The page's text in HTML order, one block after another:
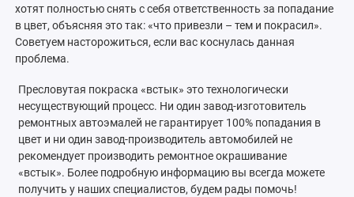
хотят полностью снять с себя ответственность за попадание
в цвет, объясняя это так: «что привезли – тем и покрасил».
Советуем насторожиться, если вас коснулась данная
проблема.
Пресловутая покраска «встык» это технологически
несуществующий процесс. Ни один завод-изготовитель
ремонтных автоэмалей не гарантирует 100% попадания в
цвет и ни один завод-производитель автомобилей не
рекомендует производить ремонтное окрашивание
«встык». Более подробную информацию вы всегда можете
получить у наших специалистов, будем рады помочь!